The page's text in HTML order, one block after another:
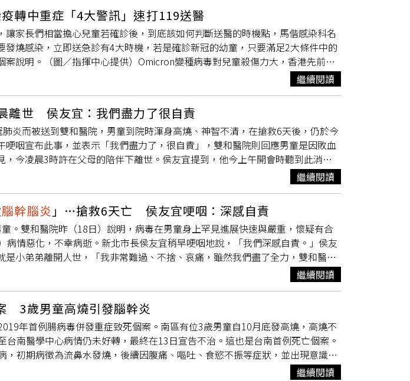
測只發現新冠病毒，不過羅一鈞也強調，有些病毒的培養需要時間，所以完整
治男童的過程中使用多種藥物，包括類固醇、瑞德西韋等，雖然曾經有些數值
，至於男童的感染源，羅一鈞表示，家中最早發病的人是父親，但到底怎麼染
轉中重症「4大警訊」速打119送醫
家長們相當擔心兒童若確診後，到底該如何判斷送醫的時機點，馬偕感染科名
燒感染，立即送急診有4大時機，若是確診新冠的幼童，只要滿足2大條件中的
說明。（圖／指揮中心提供）Omicron變種病毒對兒童殺傷力大，香港先前就
今國內也有一名2歲男童確診不到1天，病況急轉變重症，一度在加護病房插
指揮中心指揮官陳時中19日表示，「接到這訊息深感不捨，不過整體醫護人員、
氣」，20日下午會請兒科專家討論送醫指引。這名確診男童在4月14日緊急送
徵象不穩定，醫師當下緊急插管，隨即送至負壓加護病房進行搶救。在治療期
株抗體藥物、抗病毒藥物進行治療，但男童仍不幸因急性新冠病毒感染併發敗
時46分在父母陪伴下過世。根據台大兒童醫院院長黃立民曾表示，香港這波疫
為病毒若到了大腦或心臟等其他器官，病情恐加速惡化，而且兒童併發腦炎的
治，成為國內首例兒童新冠肺炎重症死亡個案，除了引發各界震驚，也讓不少
心醫療應變組副組長羅一鈞曾提醒，若孩童染疫有出現幾種狀況應盡快就醫。羅
萬要注意。（圖／指揮中心提供）羅一鈞表示，一般常見4大症狀為咳嗽、流
特別要注意的是以下症狀出現，都是一些較嚴重的警示徵兆，家長要特別留
不清、意識改變，常是腦炎或是全身性感染的警示徵兆。（2）呼吸喘或呼吸困
胸悶，可能有影響到肺部或心肺功能。（4）冒冷汗、皮膚、嘴唇、指甲床發
染疫變成中重症，兒科醫學會示警，發燒超過48小時以上或是持續嘔吐就是徵
以上，還有體溫飆破39度、狂冒冷汗，另外，就算沒發燒，但呼吸變快、精神
解尿，甚至持續嘔吐，就要提高警覺。據聯醫中興院區整合醫學科醫師姜冠宇指
那種高燒或全身的反應方式呈現，比較不會是先以呼吸道的方式來呈現」。黃
攝自黃瑽寧臉書）另外，馬偕感染科名醫黃瑽寧在臉書發文表示，「在醫院工
人心痛的類似病例，可能是流感、腸病毒、EB病毒、皰疹病毒、黴漿菌感染，
，「嬰幼兒染疫重症需要呼吸器的比例，約在十萬分之1-10之間，跟流感病毒
是其他病毒感染，只要孩童發燒，判斷是否要送急診的4個時機是：精神不
瑽寧醫師解釋兒童後遺症。（圖／翻攝自黃瑽寧醫師健康講堂YouTube）此
繼續閱讀
離世 侯友宜：我們盡力了很自責
炎而被送到雙和醫院，男童到院時渾身高燒、神智不清，在搶救6天後，仍於今
咽宣布此事，並表示「我們盡力了，很自責」，雙和醫院則回應男童是因敗血
，今凌晨3時許在父母的陪伴下離世。侯友宜提到，他今上午開會時聽到此消息
力搶救小弟弟的生命，最終卻無法挽回，「我們很自責」，他也希望中央在相
中央在明天會召開兒科專家會議，針對小兒就醫指引重新擬定方向。雙和醫院則
生命跡象已不穩定，醫療人員將他緊急送到負壓加護病房搶救，但當時多項檢驗
量低下和腦幹呈瀰漫性水腫。而醫生除支持性療法外，也陸續給予發炎單株抗
隊多位專家共同會診，但男童最終因急性新冠病毒感染併發敗血症，並導致腦幹
繼續閱讀
腦幹腦炎 」…搶救6天亡 侯友宜哽咽：深感自責
。雙和醫院昨（18日）說明，病毒在男童身上罕見進展快速與嚴重，懷疑有合
病情惡化，不幸病逝。新北市長侯友宜稍早哽咽地說，「我們深感自責。」侯友
是小弟弟離開人世，「我非常難過、不捨、哀痛，雖然我們盡了全力，雙和醫
隊，極力搶救小弟弟生命，但過程當中再怎麼盡力，也沒有挽回小弟弟生命，
我們也知道，小弟弟的爸爸媽媽他們的心情非常哀痛，我完全可以體會、了解，
診，到院時意識不清、高燒且生命徵象不穩定，院方當下執行緊急插管，隨即
檢驗報告指標呈現異常，包括肝臟功能嚴重異常、全血球數量低下，腦幹呈現瀰
院表示，在院治療期間，除支持性療法外，陸續給予抗發炎單株抗體藥物、抗
請台大兒科重症團隊多位專家共同會診，期待儘速達到病情控制且加速治療效
血症，導致
，於今（19日）凌晨3時46分在父母陪伴下辭世。
繼續閱讀
3歲男童高燒引發腦幹炎
年首例腸病毒併發重症致死個案。南區有位3歲男童自10月底發高燒，高燒不
台南醫學中心病情仍未好轉，最終在13日宣告不治。這也是台南首例死亡個案。
，初期病徵為流鼻水發燒，後續因腹痛、嘔吐、食慾不振等症狀，並出現意識模
診為腸病毒71型併發
，經加護病房救治後仍在11月中旬死亡。台南市
繼續閱讀